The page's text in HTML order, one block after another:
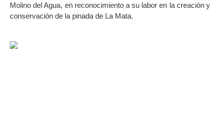
Molino del Agua, en reconocimiento a su labor en la creación y
conservación de la pinada de La Mata.